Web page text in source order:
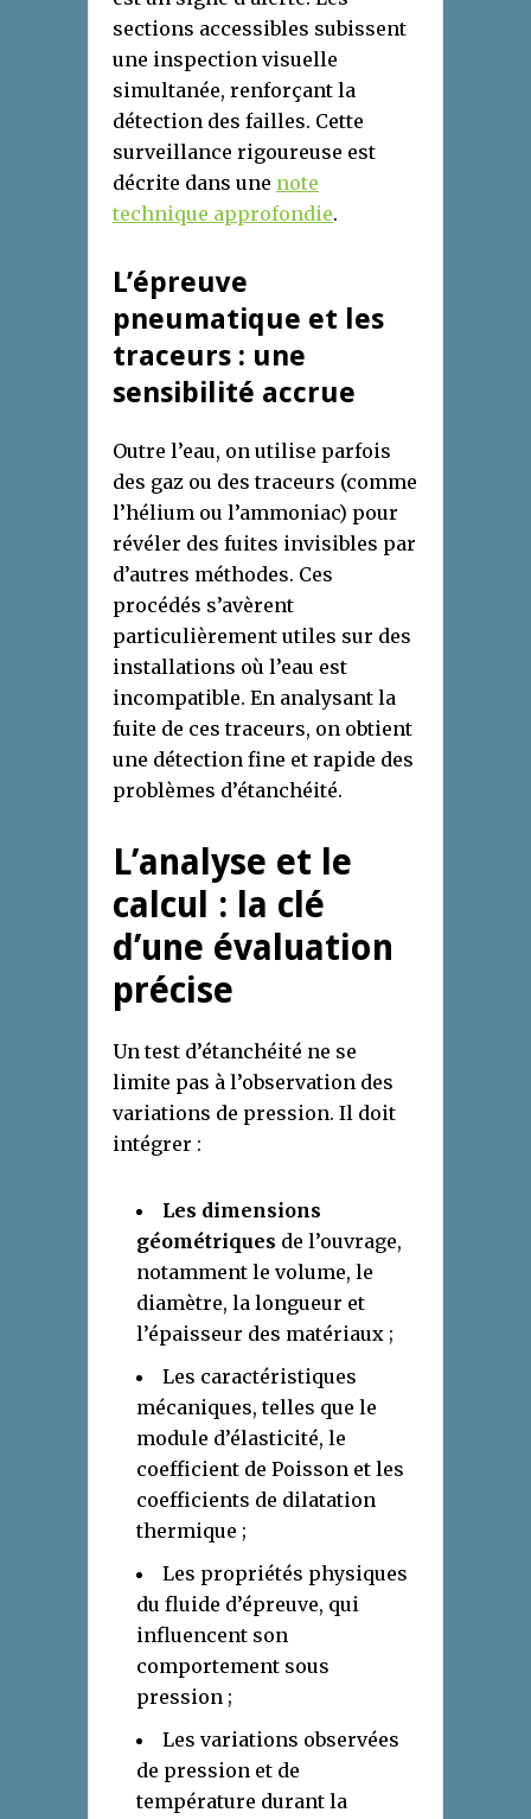
sections accessibles subissent
une inspection visuelle
simultanée, renforçant la
détection des failles. Cette
surveillance rigoureuse est
décrite dans une note
technique approfondie.
L’épreuve
pneumatique et les
traceurs : une
sensibilité accrue
Outre l’eau, on utilise parfois
des gaz ou des traceurs (comme
l’hélium ou l’ammoniac) pour
révéler des fuites invisibles par
d’autres méthodes. Ces
procédés s’avèrent
particulièrement utiles sur des
installations où l’eau est
incompatible. En analysant la
fuite de ces traceurs, on obtient
une détection fine et rapide des
problèmes d’étanchéité.
L’analyse et le
calcul : la clé
d’une évaluation
précise
Un test d’étanchéité ne se
limite pas à l’observation des
variations de pression. Il doit
intégrer :
Les dimensions
géométriques de l’ouvrage,
notamment le volume, le
diamètre, la longueur et
l’épaisseur des matériaux ;
Les caractéristiques
mécaniques, telles que le
module d’élasticité, le
coefficient de Poisson et les
coefficients de dilatation
thermique ;
Les propriétés physiques
du fluide d’épreuve, qui
influencent son
comportement sous
pression ;
Les variations observées
de pression et de
température durant la